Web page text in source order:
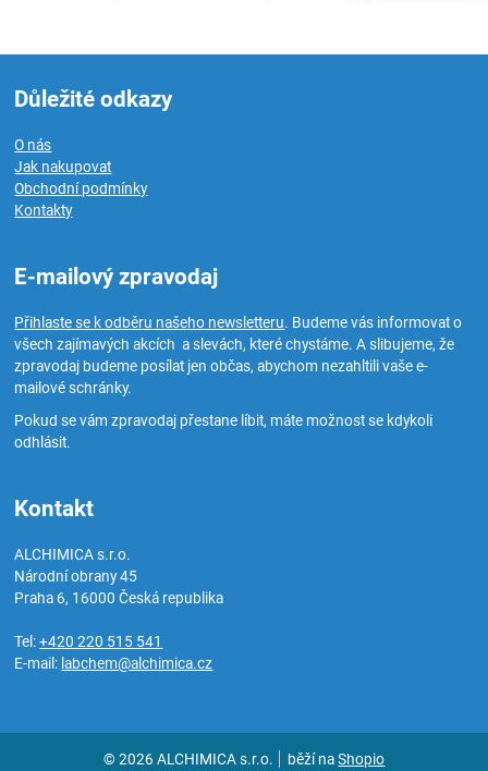
Důležité odkazy
O nás
Jak nakupovat
Obchodní podmínky
Kontakty
E-mailový zpravodaj
Přihlaste se k odběru našeho newsletteru. Budeme vás informovat o
všech zajímavých akcích a slevách, které chystáme. A slibujeme, že
zpravodaj budeme posílat jen občas, abychom nezahltili vaše e-
mailové schránky.
Pokud se vám zpravodaj přestane líbit, máte možnost se kdykoli
odhlásit.
Kontakt
ALCHIMICA s.r.o.
Národní obrany 45
Praha 6, 16000Česká republika
Tel:+420 220 515 541
E-mail: labchem@alchimica.cz
© 2026 ALCHIMICA s.r.o. běží naShopio